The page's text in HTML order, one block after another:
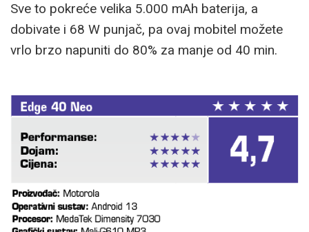
Sve to pokreće velika 5.000 mAh baterija, a
dobivate i 68 W punjač, pa ovaj mobitel možete
vrlo brzo napuniti do 80% za manje od 40 min.